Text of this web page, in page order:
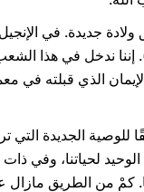
جديدة. في
مِن أَحَدٍ يُمكِنَه أَن يَرى مَلَكوتَ الله إِلاَّ إِذا وُلِدَ مِن عَلُ، من
الذي قبلته في
لحياتنا، وفي ذات
كمْ من الطريق